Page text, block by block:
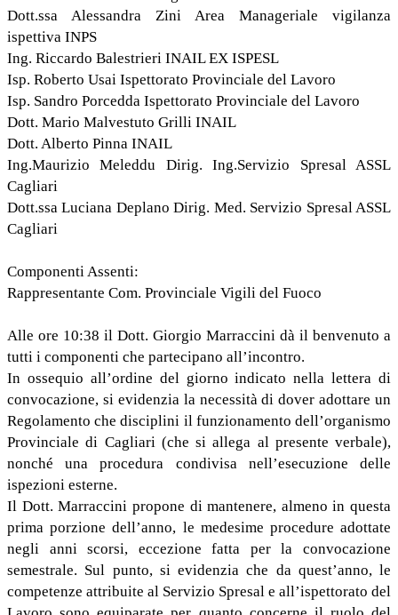
Dott.ssa Alessandra Zini Area Manageriale vigilanza
ispettiva INPS
Ing. Riccardo Balestrieri INAIL EX ISPESL
Isp. Roberto Usai Ispettorato Provinciale del Lavoro
Isp. Sandro Porcedda Ispettorato Provinciale del Lavoro
Dott. Mario Malvestuto Grilli INAIL
Dott. Alberto Pinna INAIL
Ing.Maurizio Meleddu Dirig. Ing.Servizio Spresal ASSL
Cagliari
Dott.ssa Luciana Deplano Dirig. Med. Servizio Spresal ASSL
Cagliari
Componenti Assenti:
Rappresentante Com. Provinciale Vigili del Fuoco
Alle ore 10:38 il Dott. Giorgio Marraccini dà il benvenuto a
tutti i componenti che partecipano all’incontro.
In ossequio all’ordine del giorno indicato nella lettera di
convocazione, si evidenzia la necessità di dover adottare un
Regolamento che disciplini il funzionamento dell’organismo
Provinciale di Cagliari (che si allega al presente verbale),
nonché una procedura condivisa nell’esecuzione delle
ispezioni esterne.
Il Dott. Marraccini propone di mantenere, almeno in questa
prima porzione dell’anno, le medesime procedure adottate
negli anni scorsi, eccezione fatta per la convocazione
semestrale. Sul punto, si evidenzia che da quest’anno, le
competenze attribuite al Servizio Spresal e all’ispettorato del